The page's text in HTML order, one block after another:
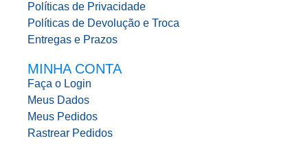
Políticas de Privacidade
Políticas de Devolução e Troca
Entregas e Prazos
MINHA CONTA
Faça o Login
Meus Dados
Meus Pedidos
Rastrear Pedidos